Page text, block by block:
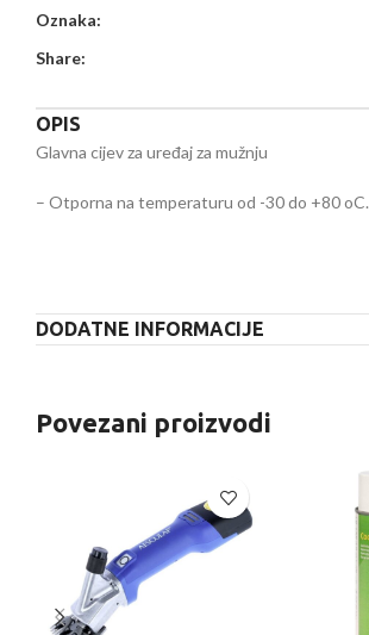
Oznaka:
Share:
OPIS
Glavna cijev za uređaj za mužnju
– Otporna na temperaturu od -30 do +80 oC.
DODATNE INFORMACIJE
Povezani proizvodi